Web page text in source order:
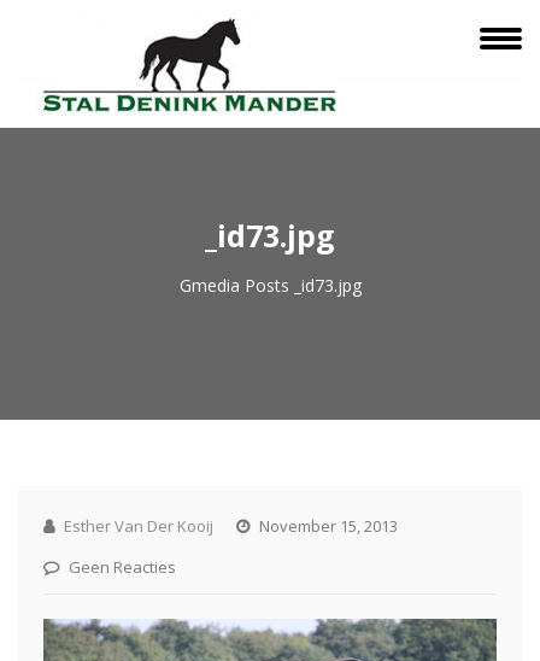
_id73.jpg
Gmedia Posts _id73.jpg
Esther Van Der Kooij
November 15, 2013
Geen Reacties